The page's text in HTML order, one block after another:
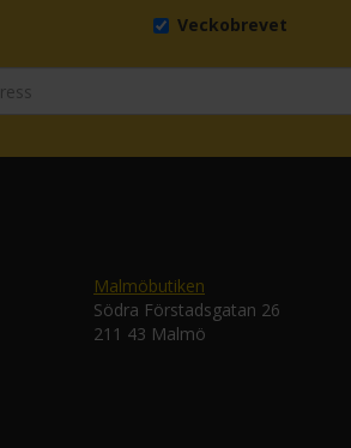
Veckobrevet
Malmöbutiken
Södra Förstadsgatan 26
211 43 Malmö